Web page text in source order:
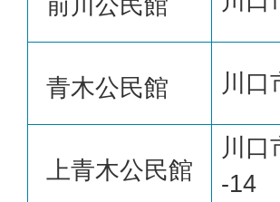
青木公民館 川口
上青木公民館
川口
-14